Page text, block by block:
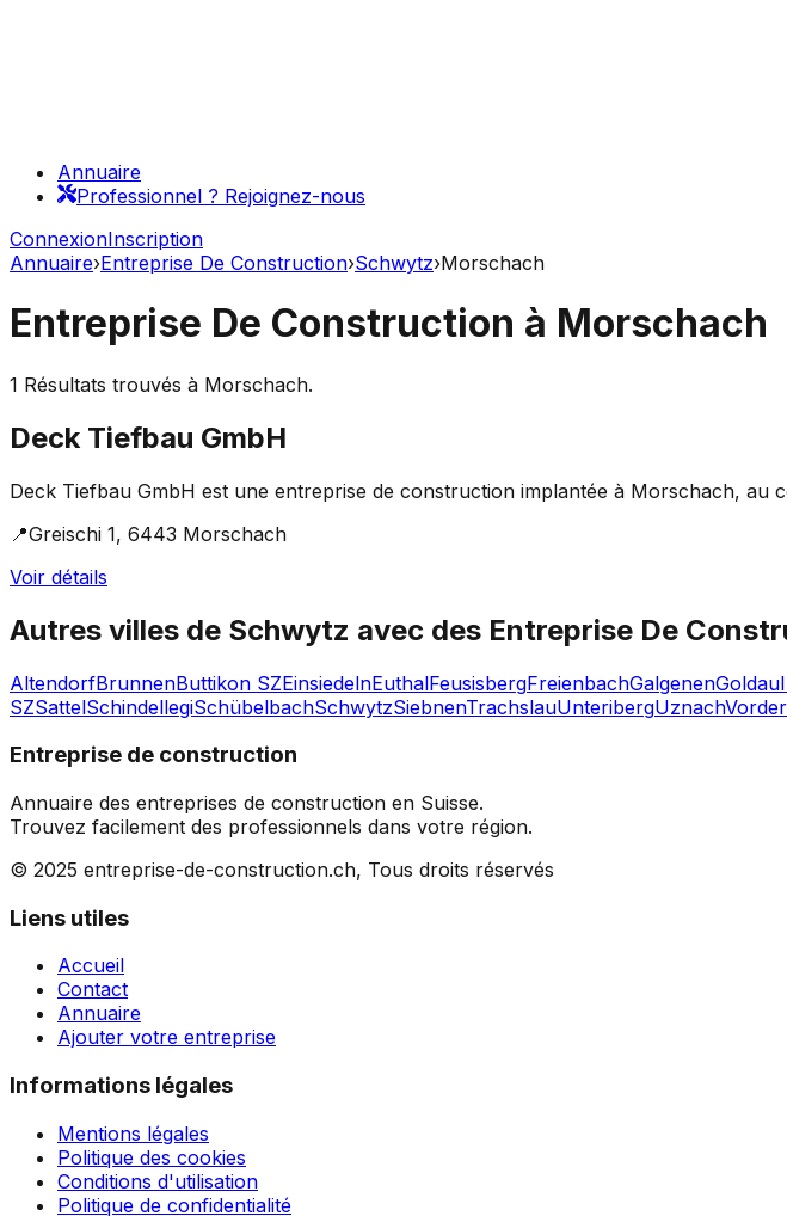
Annuaire
Professionnel ? Rejoignez-nous
ConnexionInscription
Annuaire›Entreprise De Construction›Schwytz›Morschach
Entreprise De Construction à Morschach
1 Résultats trouvés à Morschach.
Deck Tiefbau GmbH
Deck Tiefbau GmbH est une entreprise de construction implantée à Morschach, au
📍Greischi 1, 6443 Morschach
Voir détails
Autres villes de Schwytz avec des Entreprise De
AltendorfBrunnenButtikon SZEinsiedelnEuthalFeusisbergFreienbachGalgenenGoldau
SZSattelSchindellegiSchübelbachSchwytzSiebnenTrachslauUnteribergUznach
Entreprise de construction
Annuaire des entreprises de construction en Suisse.
Trouvez facilement des professionnels dans votre région.
© 2025 entreprise-de-construction.ch, Tous droits réservés
Liens utiles
Accueil
Contact
Annuaire
Ajouter votre entreprise
Informations légales
Mentions légales
Politique des cookies
Conditions d'utilisation
Politique de confidentialité